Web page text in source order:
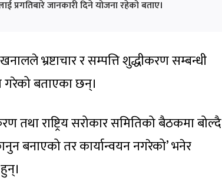
प्रगतिबारे जानकारी दिने योजना रहेको बताए।
भ्रष्टाचार र सम्पत्ति शुद्धीकरण सम्बन्धी
बताएका छन्।
तथा राष्ट्रिय सरोकार समितिको बैठकमा बोल्दै
बनाएको तर कार्यान्वयन नगरेको’ भनेर